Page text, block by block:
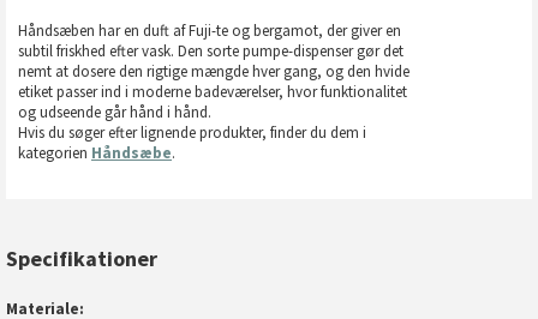
Håndsæben har en duft af Fuji-te og bergamot, der giver en
subtil friskhed efter vask. Den sorte pumpe-dispenser gør det
nemt at dosere den rigtige mængde hver gang, og den hvide
etiket passer ind i moderne badeværelser, hvor funktionalitet
og udseende går hånd i hånd.
Hvis du søger efter lignende produkter, finder du dem i
kategorien Håndsæbe.
Specifikationer
Materiale